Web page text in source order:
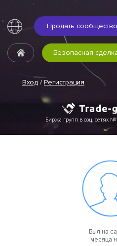
Продать сообщество
Вход / Регистрация
Безопасная
Биржа групп в соц. сетях
Был на
месяца